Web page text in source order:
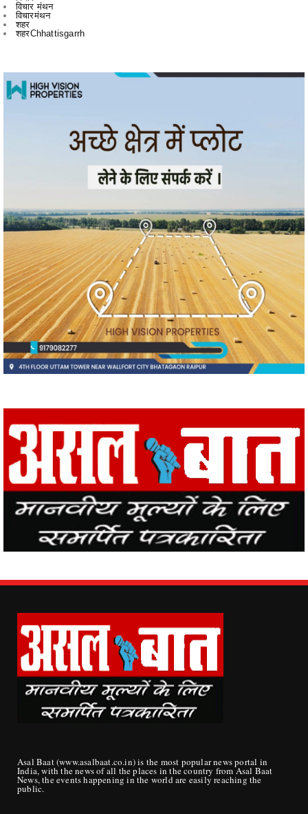
Asal Baat (www.asalbaat.co.in) is the most popular news portal in
ABOUT US